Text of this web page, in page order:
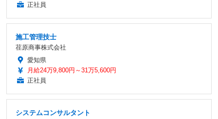
正社員
施工管理技士
荏原商事株式会社
愛知県
月給24万9,800円～31万5,600円
正社員
システムコンサルタント